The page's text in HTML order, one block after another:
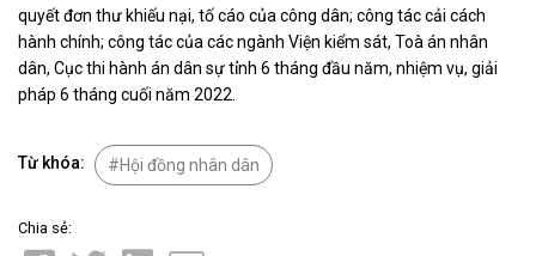
quyết đơn thư khiếu nại, tố cáo của công dân; công tác cải cách
hành chính; công tác của các ngành Viện kiểm sát, Toà án nhân
dân, Cục thi hành án dân sự tỉnh 6 tháng đầu năm, nhiệm vụ, giải
pháp 6 tháng cuối năm 2022.
Từ khóa: Hội đồng nhân dân
Chia sẻ: